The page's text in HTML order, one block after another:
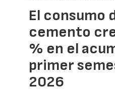
El consumo
cemento
% en el
primer
2026